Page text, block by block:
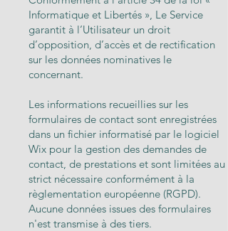
Informatique et Libertés », Le Service
garantit à l’Utilisateur un droit
d’opposition, d’accès et de rectification
sur les données nominatives le
concernant.
Les informations recueillies sur les
formulaires de contact sont enregistrées
dans un fichier informatisé par le logiciel
Wix pour la gestion des demandes de
contact, de prestations et sont limitées au
strict nécessaire conformément à la
règlementation européenne (RGPD).
Aucune données issues des formulaires
n'est transmise à des tiers.